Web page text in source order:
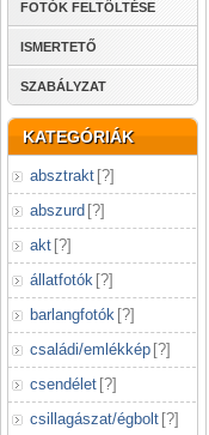
FOTÓK FELTÖLTÉSE
ISMERTETŐ
SZABÁLYZAT
KATEGÓRIÁK
absztrakt [?]
abszurd [?]
akt [?]
állatfotók [?]
barlangfotók [?]
családi/emlékkép [?]
csendélet [?]
csillagászat/égbolt [?]